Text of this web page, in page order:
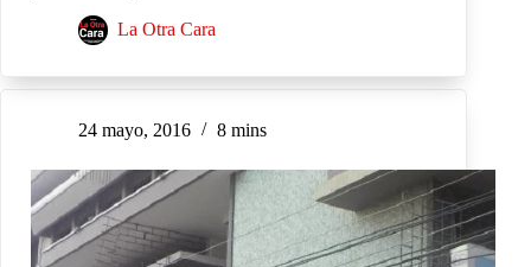
La Otra Cara
24 mayo, 2016 8 mins